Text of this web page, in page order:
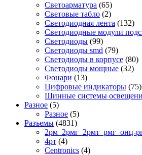
Светоарматура (65)
Световые табло (2)
Светодиодная лента (132)
Светодиодные модули
Светодиоды (99)
Светодиоды smd (79)
Светодиоды в корпусе (80)
Светодиоды мощные (32)
Фонари (13)
Цифровые индикаторы (75)
Шинные системы
Разное (5)
Разное (5)
Разъемы (4831)
2рм_2рмг_2рмт_рмг_онц-
4рт (4)
Centronics (4)